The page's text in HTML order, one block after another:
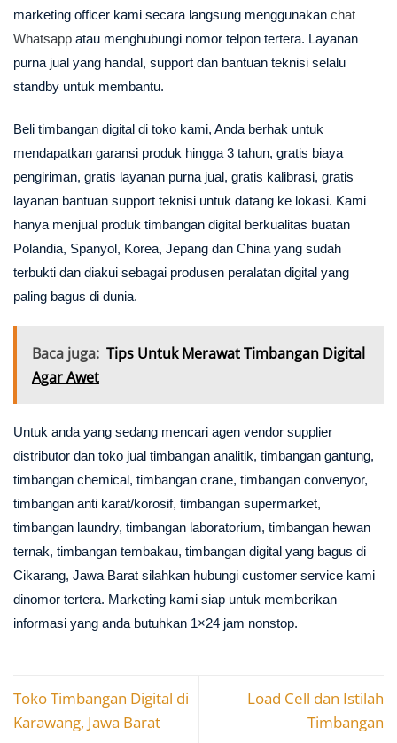
marketing officer kami secara langsung menggunakan chat
Whatsapp atau menghubungi nomor telpon tertera. Layanan
purna jual yang handal, support dan bantuan teknisi selalu
standby untuk membantu.
Beli timbangan digital di toko kami, Anda berhak untuk
mendapatkan garansi produk hingga 3 tahun, gratis biaya
pengiriman, gratis layanan purna jual, gratis kalibrasi, gratis
layanan bantuan support teknisi untuk datang ke lokasi. Kami
hanya menjual produk timbangan digital berkualitas buatan
Polandia, Spanyol, Korea, Jepang dan China yang sudah
terbukti dan diakui sebagai produsen peralatan digital yang
paling bagus di dunia.
Baca juga: Tips Untuk Merawat Timbangan Digital
Agar Awet
Untuk anda yang sedang mencari agen vendor supplier
distributor dan toko jual timbangan analitik, timbangan gantung,
timbangan chemical, timbangan crane, timbangan convenyor,
timbangan anti karat/korosif, timbangan supermarket,
timbangan laundry, timbangan laboratorium, timbangan hewan
ternak, timbangan tembakau, timbangan digital yang bagus di
Cikarang, Jawa Barat silahkan hubungi customer service kami
dinomor tertera. Marketing kami siap untuk memberikan
informasi yang anda butuhkan 1×24 jam nonstop.
Toko Timbangan Digital di
Karawang, Jawa Barat
Load Cell dan Istilah
Timbangan